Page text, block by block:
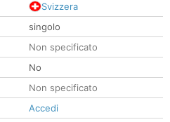
Svizzera
singolo
Non specificato
No
Non specificato
Accedi